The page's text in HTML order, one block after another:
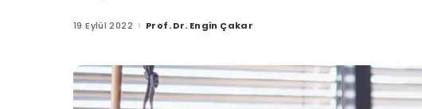
19 Eylül 2022 Posted
Prof. Dr. Engin Çakar